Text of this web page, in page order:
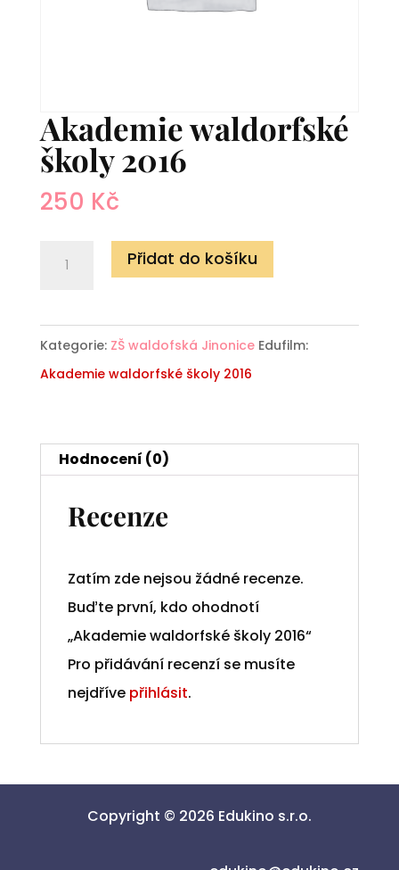
Akademie waldorfské
školy 2016
250 Kč
waldorfské
2016
množství
Přidat do košíku
Kategorie: ZŠ waldofská Jinonice Edufilm:
Akademie waldorfské školy 2016
Hodnocení (0)
Recenze
Zatím zde nejsou žádné recenze.
Buďte první, kdo ohodnotí
„Akademie waldorfské školy 2016“
Pro přidávání recenzí se musíte
nejdříve přihlásit.
Copyright © 2026 Edukino s.r.o.